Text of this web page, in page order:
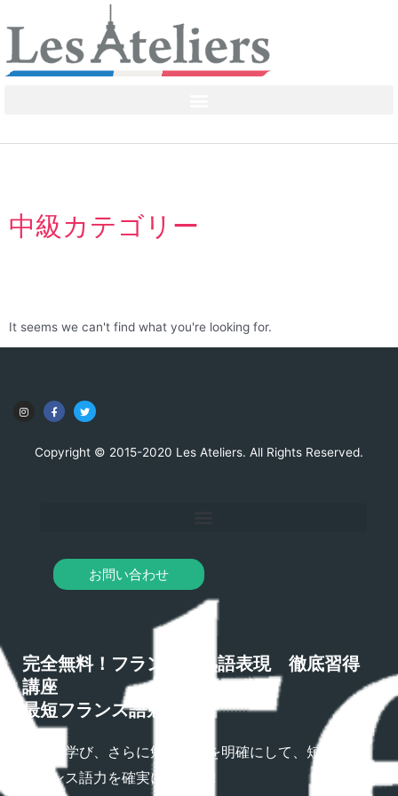
中級カテゴリー
It seems we can't find what you're looking for.
Copyright © 2015-2020 Les Ateliers. All Rights Reserved.
お問い合わせ
完全無料！フランス語熟語表現 徹底習得
講座
最短フランス語勉強法
熟語を学び、さらに勉強方法を明確にして、短期間で
フランス語力を確実にアップ！